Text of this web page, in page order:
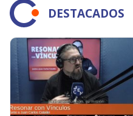
DESTACADOS